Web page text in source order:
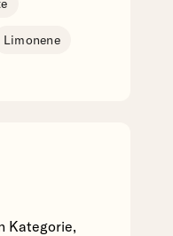
Limonene
Kategorie,